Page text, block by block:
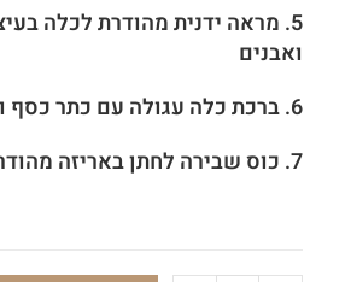
5. מראה ידנית מהודרת לכלה
ואבנים
6. ברכת כלה עגולה עם כתר כסף ותחרה
7. כוס שבירה לחתן באריזה